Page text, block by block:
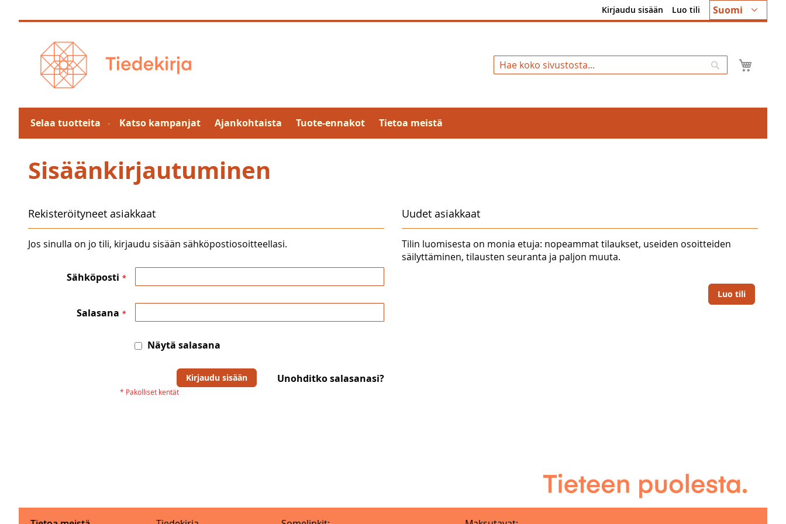
to
Kieli
Suomi
Kirjaudu sisään Luo tili
Hae
Selaa tuotteita Katso kampanjat Ajankohtaista Tuote-ennakot Tietoa meistä
Sisäänkirjautuminen
Rekisteröityneet asiakkaat
Jos sinulla on jo tili, kirjaudu sisään sähköpostiosoitteellasi.
Sähköposti
Salasana
Näytä salasana
Kirjaudu sisään Unohditko salasanasi?
Uudet asiakkaat
Tilin luomisesta on monia etuja: nopeammat tilaukset, useiden osoitteiden
säilyttäminen, tilausten seuranta ja paljon muuta.
Luo tili